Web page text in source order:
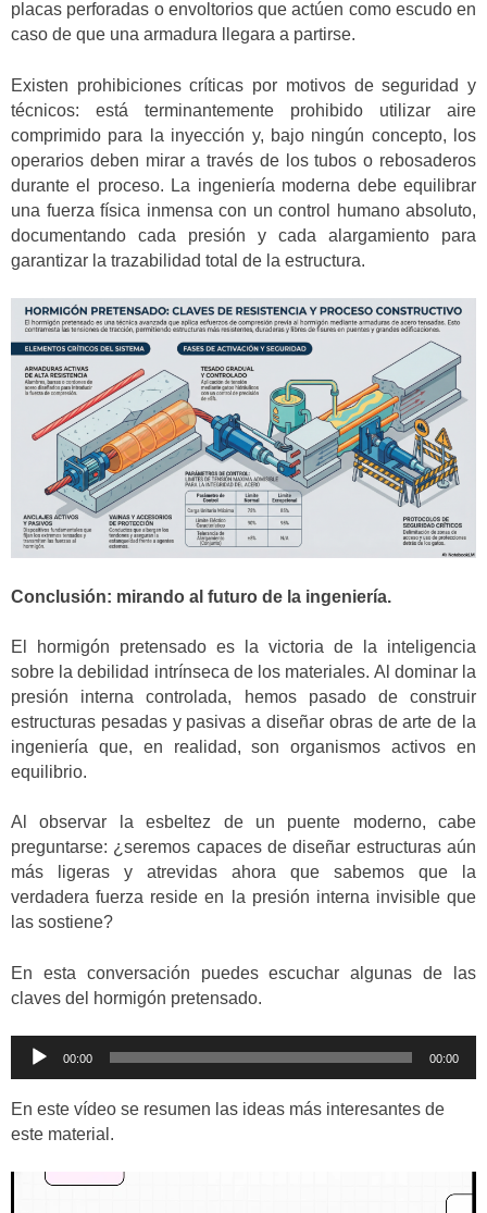
placas perforadas o envoltorios que actúen como escudo en
caso de que una armadura llegara a partirse.
Existen prohibiciones críticas por motivos de seguridad y
técnicos: está terminantemente prohibido utilizar aire
comprimido para la inyección y, bajo ningún concepto, los
operarios deben mirar a través de los tubos o rebosaderos
durante el proceso. La ingeniería moderna debe equilibrar
una fuerza física inmensa con un control humano absoluto,
documentando cada presión y cada alargamiento para
garantizar la trazabilidad total de la estructura.
Conclusión: mirando al futuro de la ingeniería.
El hormigón pretensado es la victoria de la inteligencia
sobre la debilidad intrínseca de los materiales. Al dominar la
presión interna controlada, hemos pasado de construir
estructuras pesadas y pasivas a diseñar obras de arte de la
ingeniería que, en realidad, son organismos activos en
equilibrio.
Al observar la esbeltez de un puente moderno, cabe
preguntarse: ¿seremos capaces de diseñar estructuras aún
más ligeras y atrevidas ahora que sabemos que la
verdadera fuerza reside en la presión interna invisible que
las sostiene?
En esta conversación puedes escuchar algunas de las
claves del hormigón pretensado.
Reproductor
00:00 00:00
En este vídeo se resumen las ideas más interesantes de
este material.
Reproductor